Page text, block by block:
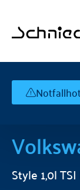
Style 1,0l